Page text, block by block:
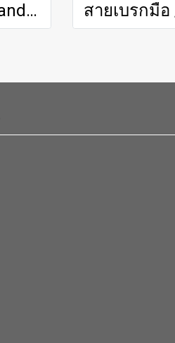
สายเบรกมือ / Handbrake Cable